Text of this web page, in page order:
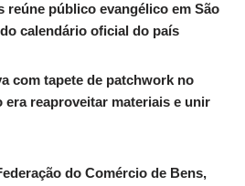
reúne público evangélico em São
calendário oficial do país
com tapete de patchwork no
reaproveitar materiais e unir
do Comércio de Bens,